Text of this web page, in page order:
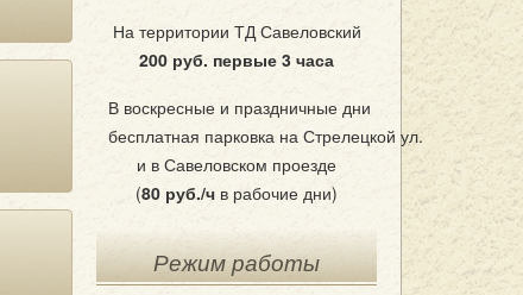
На территории ТД Савеловский
200 руб. первые 3 часа
В воскресные и праздничные дни
бесплатная парковка на Стрелецкой ул.
и в Савеловском проезде
(80 руб./ч в рабочие дни)
Режим работы